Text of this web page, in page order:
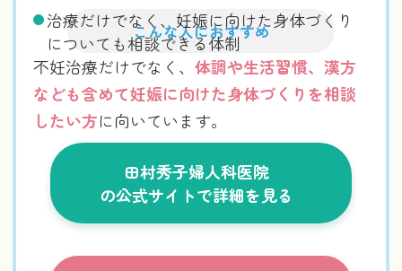
治療だけでなく、妊娠に向けた身体づくり
についても相談できる体制
こんな人におすすめ
不妊治療だけでなく、体調や生活習慣、漢方
なども含めて妊娠に向けた身体づくりを相談
したい方に向いています。
田村秀子婦人科医院
の公式サイトで詳細を見る